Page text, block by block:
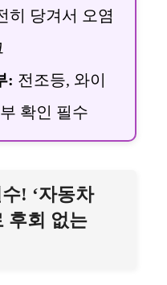
히 당겨서 오염
: 전조등, 와이
확인 필수
! ‘자동차
후회 없는